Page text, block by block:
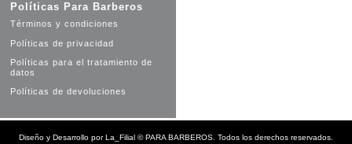
Políticas Para Barberos
Términos y condiciones
Políticas de privacidad
Políticas para el tratamiento de
datos
Políticas de devoluciones
Diseño y Desarrollo porLa_Filial ©PARA BARBEROS. Todos los derechos reservados.